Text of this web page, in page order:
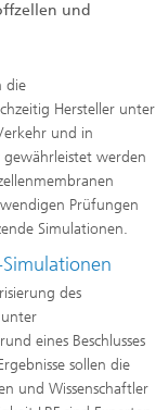
und
die
Hersteller unter
und in
werden
Prüfungen
Simulationen.
des
eines Beschlusses
sollen die
und Wissenschaftler